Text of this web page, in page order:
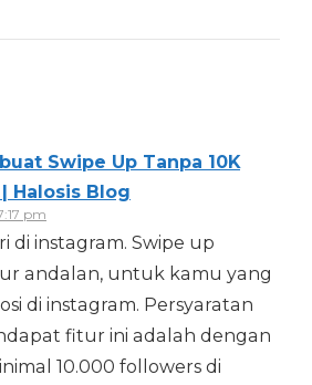
Swipe Up Tanpa 10K
Halosis Blog
pm
di instagram. Swipe up
andalan, untuk kamu yang
di instagram. Persyaratan
fitur ini adalah dengan
10.000 followers di